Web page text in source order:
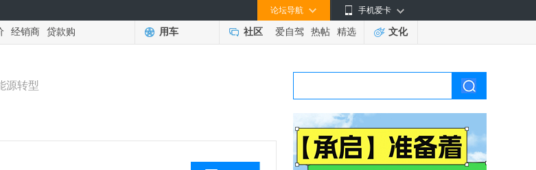
手机爱卡
论坛导航
经销商 贷款购 用车 社区 爱自驾 热帖 精选 文化
源转型